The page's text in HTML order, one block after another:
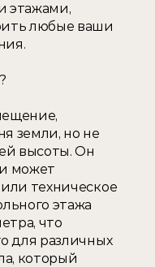
этажами,
любые ваши
земли, но не
высоты. Он
может
техническое
этажа
что
для различных
который